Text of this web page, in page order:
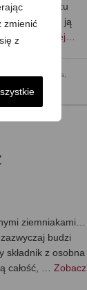
zmienić
z
minut od startu
lekko ją
Zobacz więcej…
owoce i warzywa,
ziemniakami…
budzi
składnik z osobna
całość, …Zobacz